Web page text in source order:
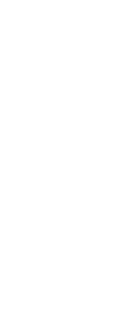
organização
e se os objetos
criados.
de
conectar sua
fluxos de
que contêm